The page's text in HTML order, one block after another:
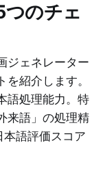
つのチェ
ジェネレーター
紹介します。
語処理能力。特
来語」の処理精
語評価スコア